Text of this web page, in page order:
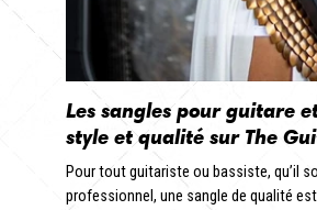
Les sangles pour guitare
style et qualité sur The
Pour tout guitariste ou bassiste, qu’il
professionnel, une sangle de qualité